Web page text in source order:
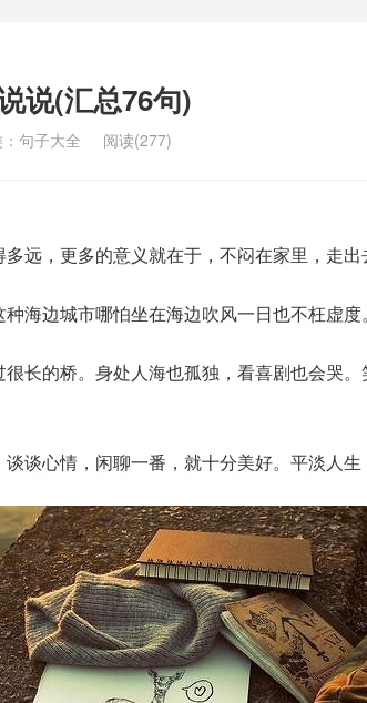
说(汇总76句)
句子大全 阅读(277)
远，更多的意义就在于，不闷在家里，走出
海边城市哪怕坐在海边吹风一日也不枉虚度。
长的桥。身处人海也孤独，看喜剧也会哭
谈心情，闲聊一番，就十分美好。平淡人生